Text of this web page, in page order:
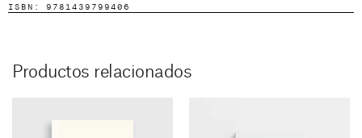
ISBN: 9781439799406
Productos relacionados